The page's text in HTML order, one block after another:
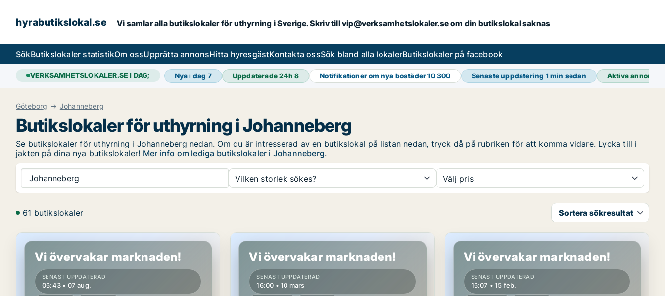
hyrabutikslokal.se Vi samlar alla butikslokaler för uthyrning i Sverige. Skriv till vip@verksamhetslokaler.se om din butikslokal saknas
SökButikslokaler statistikOm ossUpprätta annonsHitta hyresgästKontakta ossSök bland alla lokalerButikslokaler på facebook
VERKSAMHETSLOKALER.SE I DAG; Nya i dag 7 Uppdaterade 24h8 Notifikationer om nya bostäder10 300 Senaste uppdatering 2 min sedan Aktiva
Göteborg Johanneberg
Butikslokaler för uthyrning i Johanneberg
Se butikslokaler för uthyrning i Johanneberg nedan. Om du är intresserad av en butikslokal på listan nedan, tryck då på rubriken för att komma vidare. Lycka till i
jakten på dina nya butikslokaler! Mer info om lediga butikslokaler i Johanneberg.
Johanneberg Vilken storlek sökes? Välj pris
61 butikslokaler Sortera sökresultat
Butikslokal i Johanneberg
Vi övervakar marknaden!
SENAST UPPDATERAD
06:43 • 07 aug.
Butikslokal i Johanneberg
Vi övervakar marknaden!
SENAST UPPDATERAD
16:00 • 10 mars
Butikslokal i Johanneberg
Vi övervakar marknaden!
SENAST UPPDATERAD
16:07 • 15 feb.